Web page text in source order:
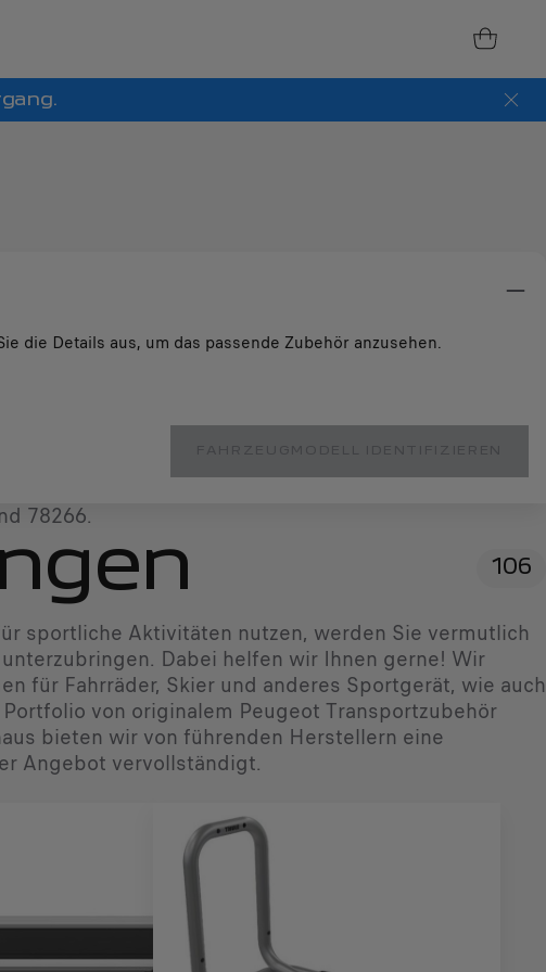
die Details aus, um das passende Zubehör anzusehen.
78266.
106
sportliche Aktivitäten nutzen, werden Sie vermutlich
Dabei helfen wir Ihnen gerne! Wir
für Fahrräder, Skier und anderes Sportgerät, wie auch
von originalem Peugeot Transportzubehör
bieten wir von führenden Herstellern eine
Angebot vervollständigt.